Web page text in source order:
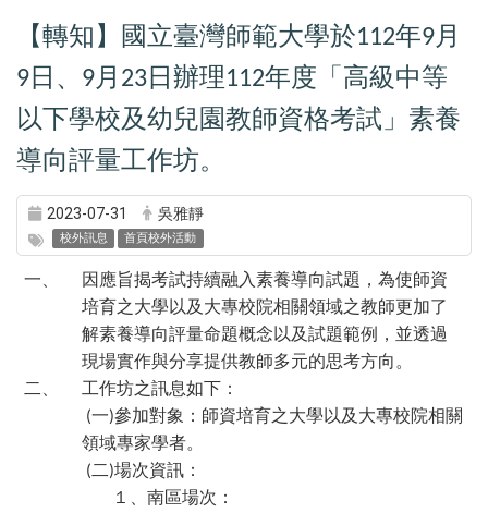
【轉知】國立臺灣師範大學於112年9 月
9 日、 9 月 23 日辦理112年度「高級中等
以下學校及幼兒園教師資格考試」素養
導向評量工作坊。
2023-07-31 吳雅靜
校外訊息 首頁校外活動
一、
因應旨揭考試持續融入素養導向試題，為使師資
培育之大學以及大專校院相關領域之教師更加了
解素養導向評量命題概念以及試題範例，並透過
現場實作與分享提供教師多元的思考方向。
二、
工作坊之訊息如下：
(一)參加對象：師資培育之大學以及大專校院相關
領域專家學者。
(二)場次資訊：
１、南區場次：